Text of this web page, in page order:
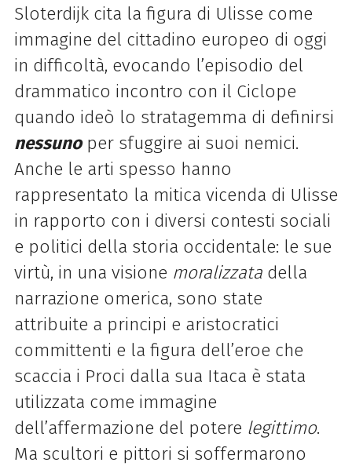
Sloterdijk cita la figura di Ulisse come
immagine del cittadino europeo di oggi
in difficoltà, evocando l’episodio del
drammatico incontro con il Ciclope
quando ideò lo stratagemma di definirsi
nessunoper sfuggire ai suoi nemici.
Anche le arti spesso hanno
rappresentato la mitica vicenda di Ulisse
in rapporto con i diversi contesti sociali
e politici della storia occidentale: le sue
virtù, in una visione moralizzatadella
narrazione omerica, sono state
attribuite a principi e aristocratici
committenti e la figura dell’eroe che
scaccia i Proci dalla sua Itaca è stata
utilizzata come immagine
dell’affermazione del potere legittimo.
Ma scultori e pittori si soffermarono